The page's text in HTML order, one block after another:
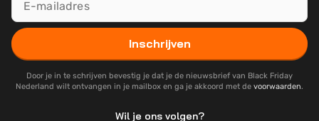
Inschrijven
Door je in te schrijven bevestig je dat je de nieuwsbrief van Black Friday
Nederland wilt ontvangen in je mailbox en ga je akkoord met de voorwaarden.
Wil je ons volgen?